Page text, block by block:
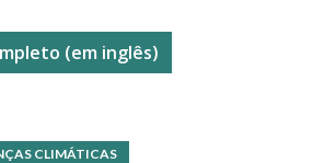
(em inglês)
CLIMÁTICAS